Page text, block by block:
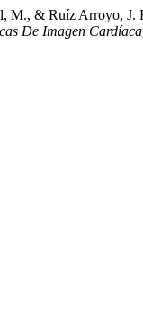
& Ruíz Arroyo,
De Imagen Cardíaca